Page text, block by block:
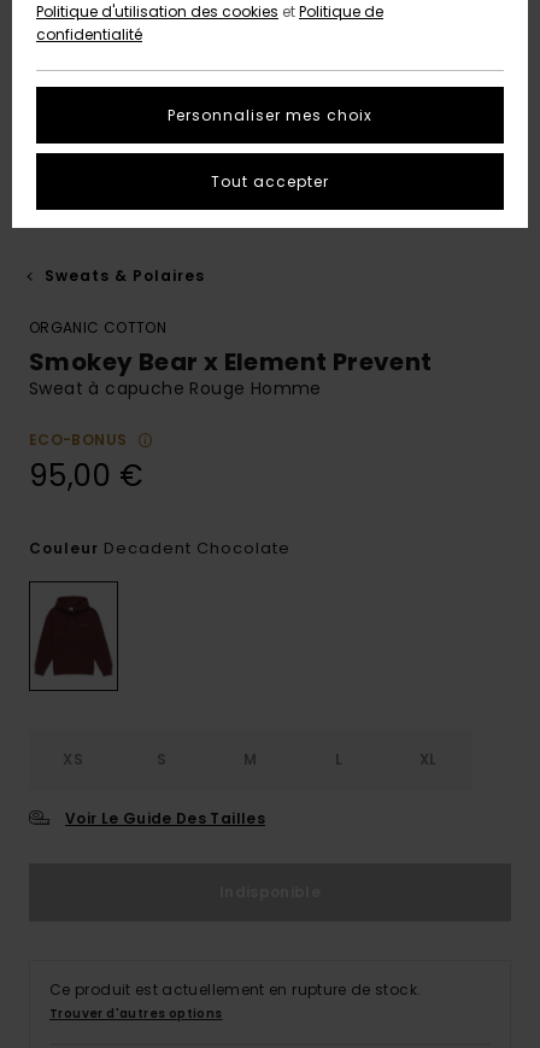
Sweats & Polaires
ORGANIC COTTON
Smokey Bear x Element Prevent
Sweat à capuche Rouge Homme
ECO-BONUS
95,00 €
Couleur Decadent Chocolate
XS S M L XL
Voir Le Guide Des Tailles
Ce produit est actuellement en rupture de stock.
Trouver d'autres options
Politique d'utilisation des cookies etPolitique de
confidentialité
Personnaliser mes choix
Tout accepter